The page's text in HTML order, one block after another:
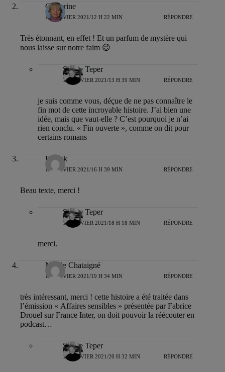
Catherine
19 JANVIER 2021/12 H 22 MIN RÉPONDRE
Très étonnant, en effet ! Et un parfum de mystère qui
nous laisse sur notre faim 😉
Sylvie Teper
19 JANVIER 2021/13 H 39 MIN RÉPONDRE
je suis comme vous, déçue de ne pas connaître le
fin mot de cette incroyable histoire. J’ai bien une
idée, mais que vaut-elle ? C’est pourquoi je n’ai
rien conclu. « Fin ouverte », comme on dit pour
certains romans
Franck
19 JANVIER 2021/16 H 39 MIN RÉPONDRE
Beau texte, merci !
Sylvie Teper
19 JANVIER 2021/18 H 18 MIN RÉPONDRE
merci.
Nicole Chataigné
19 JANVIER 2021/19 H 34 MIN RÉPONDRE
très intéressant, merci ! cette histoire a été traitée dans
l’émission « Affaires sensibles » présentée par Fabrice
Drouel sur France Inter, on doit pouvoir la réécouter en
podcast…
Sylvie Teper
19 JANVIER 2021/20 H 32 MIN RÉPONDRE